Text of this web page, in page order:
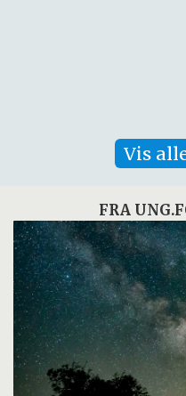
Vis
FRA